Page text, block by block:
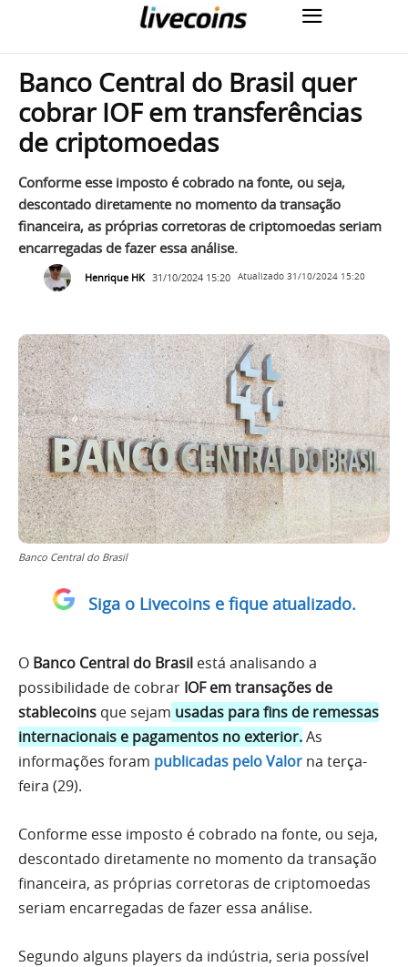
Banco Central do Brasil quer
cobrar IOF em transferências
de criptomoedas
Conforme esse imposto é cobrado na fonte, ou seja,
descontado diretamente no momento da transação
financeira, as próprias corretoras de criptomoedas seriam
encarregadas de fazer essa análise.
Henrique HK 31/10/2024 15:20 Atualizado 31/10/2024 15:20
Banco Central do Brasil
Siga o Livecoins e fique atualizado.
O Banco Central do Brasil está analisando a
possibilidade de cobrar IOF em transações de
stablecoins que sejam usadas para fins de remessas
internacionais e pagamentos no exterior.As
informações foram publicadas pelo Valor na terça-
feira (29).
Conforme esse imposto é cobrado na fonte, ou seja,
descontado diretamente no momento da transação
financeira, as próprias corretoras de criptomoedas
seriam encarregadas de fazer essa análise.
Segundo alguns players da indústria, seria possível